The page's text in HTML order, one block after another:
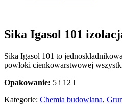
Sika Igasol 101
Sika Igasol 101 to
powłoki cienkowarstwowej
Opakowanie: 5 i 12 l
Kategorie: Chemia budowlana,